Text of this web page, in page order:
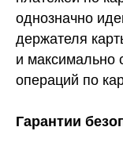
однозначно
держателя
и максимально
операций по
Гарантии